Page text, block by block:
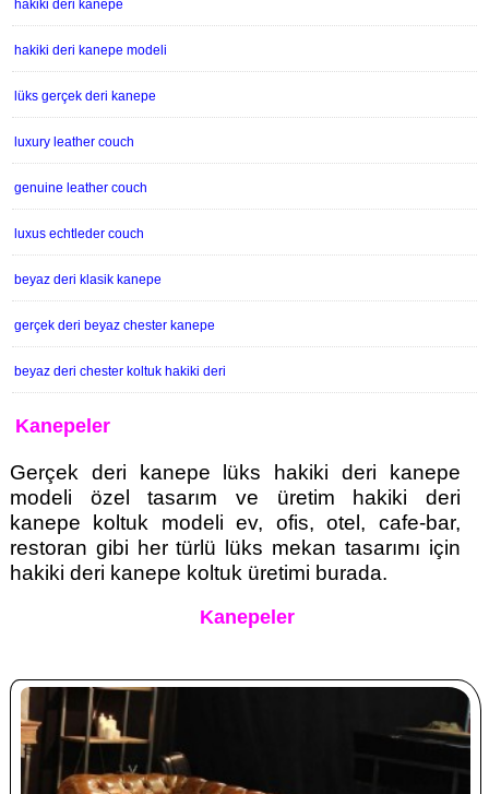
hakiki deri kanepe
hakiki deri kanepe modeli
lüks gerçek deri kanepe
luxury leather couch
genuine leather couch
luxus echtleder couch
beyaz deri klasik kanepe
gerçek deri beyaz chester kanepe
beyaz deri chester koltuk hakiki deri
Kanepeler
Gerçek deri kanepe lüks hakiki deri kanepe
modeli özel tasarım ve üretim hakiki deri
kanepe koltuk modeli ev, ofis, otel, cafe-bar,
restoran gibi her türlü lüks mekan tasarımı için
hakiki deri kanepe koltuk üretimi burada.
Kanepeler